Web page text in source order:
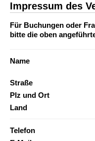
Impressum des
Für Buchungen oder
bitte die oben
Name
Straße
Plz und Ort
Land
Telefon